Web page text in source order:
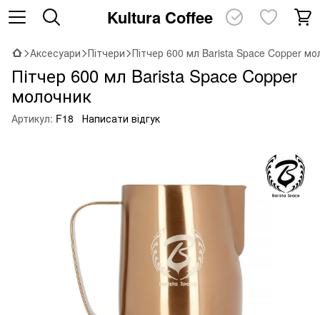
Kultura Coffee
Аксесуари Пітчери Пітчер 600 мл Barista Space Copper
Пітчер 600 мл Barista Space Copper
молочник
Артикул: F18 Написати відгук